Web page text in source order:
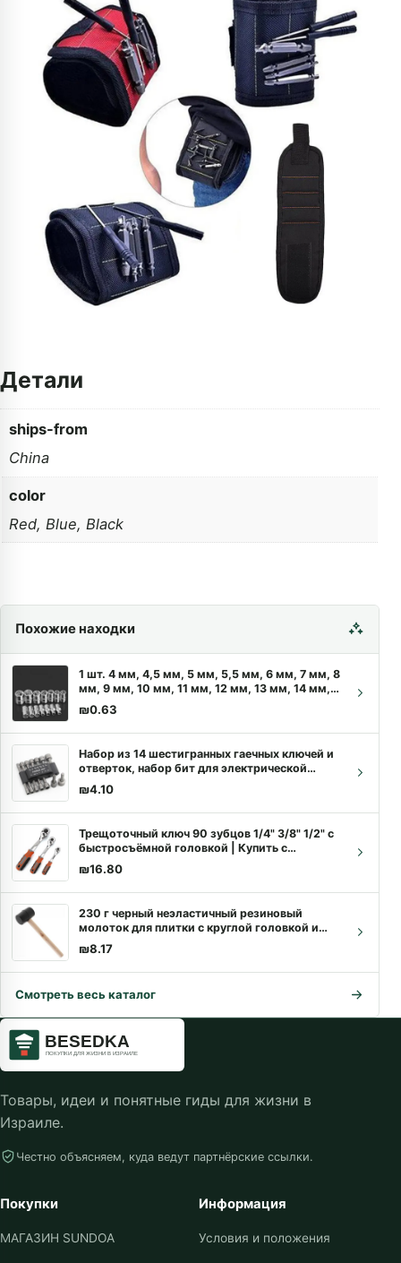
Детали
ships-from
China
color
Red, Blue, Black
Похожие находки
1 шт. 4 мм, 4,5 мм, 5 мм, 5,5 мм, 6 мм, 7 мм, 8
мм, 9 мм, 10 мм, 11 мм, 12 мм, 13 мм, 14 мм,
1/4 дюйма, торцевой ключ с двухсторонним
креплением, ручной инструмент
₪0.63
Набор из 14 шестигранных гаечных ключей и
отверток, набор бит для электрической
отвертки, ручные инструменты без
магнитного адаптера для электропривода
₪4.10
Трещоточный ключ 90 зубцов 1/4" 3/8" 1/2" с
быстросъёмной головкой | Купить с
доставкой
₪16.80
230 г черный неэластичный резиновый
молоток для плитки с круглой головкой и
деревянной ручкой для ручного инструмента
своими руками
₪8.17
Смотреть весь каталог
Товары, идеи и понятные гиды для жизни в
Израиле.
Честно объясняем, куда ведут партнёрские ссылки.
Покупки
МАГАЗИН SUNDOA
Информация
Условия и положения